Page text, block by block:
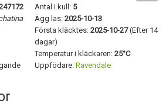
Antal i kull: 5
Ägg las: 2025-10-13
Första kläcktes: 2025-10-27(Efter 14
dagar)
Temperatur i kläckaren: 25°C
Uppfödare: Ravendale
Privacy Policy
Skapa konto